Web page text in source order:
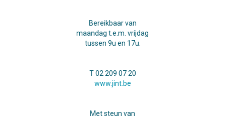
Bereikbaar van
maandag t.e.m. vrijdag
tussen 9u en 17u.
T 02 209 07 20
www.jint.be
Met steun van